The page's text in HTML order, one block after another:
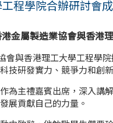
程學院合辦研討會
金屬製造業協會與香港
會與香港理工大學工程學
技研發實力、競爭力和創
為主禮嘉賓出席，深入
展貢獻自己的力量。